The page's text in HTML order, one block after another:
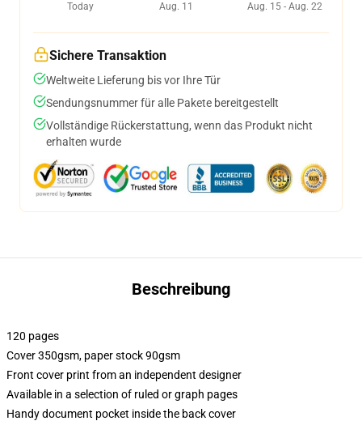
Today
Aug. 11
Aug. 15 - Aug. 22
Sichere Transaktion
Weltweite Lieferung bis vor Ihre Tür
Sendungsnummer für alle Pakete bereitgestellt
Vollständige Rückerstattung, wenn das Produkt nicht
erhalten wurde
Beschreibung
120 pages
Cover 350gsm, paper stock 90gsm
Front cover print from an independent designer
Available in a selection of ruled or graph pages
Handy document pocket inside the back cover